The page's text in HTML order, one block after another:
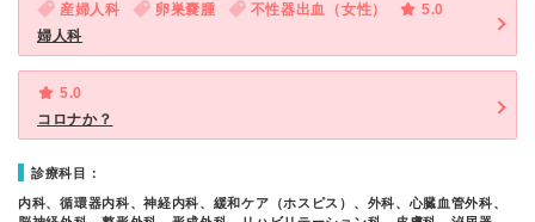
産婦人科 卵巣嚢腫 不性器出血（女性）
5.0
婦人科
5.0
コロナか？
診療科目：
内科、循環器内科、神経内科、緩和ケア（ホスピス）、外科、心臓血管外科、